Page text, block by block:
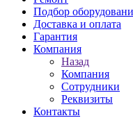
Подбор
Доставка и оплата
Гарантия
Компания
Назад
Компания
Сотрудники
Реквизиты
Контакты